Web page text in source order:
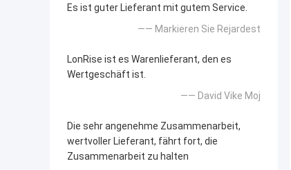
Es ist guter Lieferant mit gutem Service.
—— Markieren Sie Rejardest
LonRise ist es Warenlieferant, den es
Wertgeschäft ist.
—— David Vike Moj
Die sehr angenehme Zusammenarbeit,
wertvoller Lieferant, fährt fort, die
Zusammenarbeit zu halten